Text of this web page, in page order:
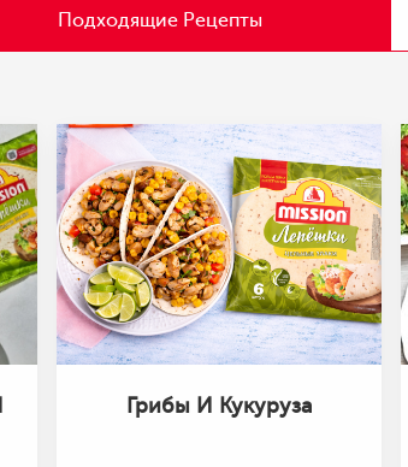
Подходящие Рецепты
Грибы И Кукуруза